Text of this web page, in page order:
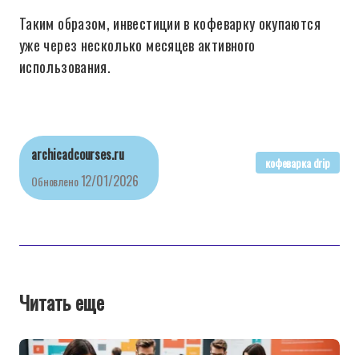
Таким образом, инвестиции в кофеварку окупаются
уже через несколько месяцев активного
использования.
archicadcourses.ru
Обновлено12/01/2026
кофеварка drip
Читать еще